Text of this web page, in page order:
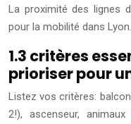
La proximité des lignes
pour la mobilité dans Lyon.
1.3 critères
prioriser pour
Listez vos critères:
2!), ascenseur,